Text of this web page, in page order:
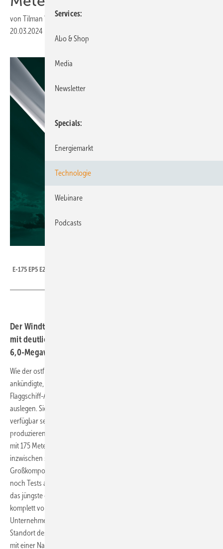
von Tilman Weber
20.03.2024
E-175 EP5 E2
Der Windturbinenbauer hat enthüllt, die künftige E-175
mit deutlich mehr Nennleistung zu bauen. Prototyp zur
6,0-Megawatt-Basisversion entsteht.
Wie der ostfriesische Hersteller von Windenergieanlagen am Montag
ankündigte, will Enercon die vor eineinhalb Jahren vorgestellte neue
Flaggschiff-Anlage E-175 auf 7,0 Megawatt (MW) Nennleistung
auslegen. Sie soll ab 2026 für Windparks projektierende Unternehmen
verfügbar sein. Eine 6,0-MW-Basisversion will Enercon schon vorher
produzieren. Die Prototyperrichtung dieser ersten Enercon-Anlage
mit 175 Meter Rotordurchmesser hat begonnen. Der Turm sei
inzwischen schon errichtet, teilte Enercon mit. Im
Großkomponentenversuchsfeld des Unternehmens finden derzeit
noch Tests an Rotornabe, Rotorblatt und E-Gondel statt, wie Enercon
das jüngste containerförmige Maschinenhausmodell mit der darin
komplett vorinstallierten Elektrotechnik nennt. Danach will das
Unternehmen die Großkomponenten zum nordrhein-westfälischen
Standort des Prototyps Borchen-Etteln anliefern. Die Pilotanlage wird
mit einer Nabenhöhe von 175 Meter zu einem neuen Enercon-
Services
Abo & Shop
Media
Newsletter
Specials
Energiemarkt
Technologie
Webinare
Podcasts